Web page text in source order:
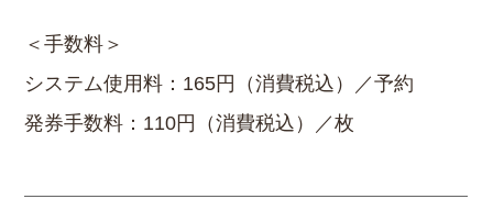
＜手数料＞
システム使用料：165円（消費税込）／予約
発券手数料：110円（消費税込）／枚